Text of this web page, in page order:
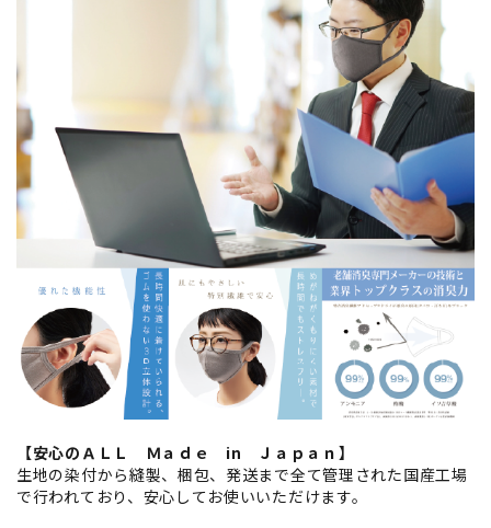
【安心のＡＬＬ Ｍａｄｅ in Ｊａｐａｎ】
生地の染付から縫製、梱包、発送まで全て管理された国産工場
で行われており、安心してお使いいただけます。